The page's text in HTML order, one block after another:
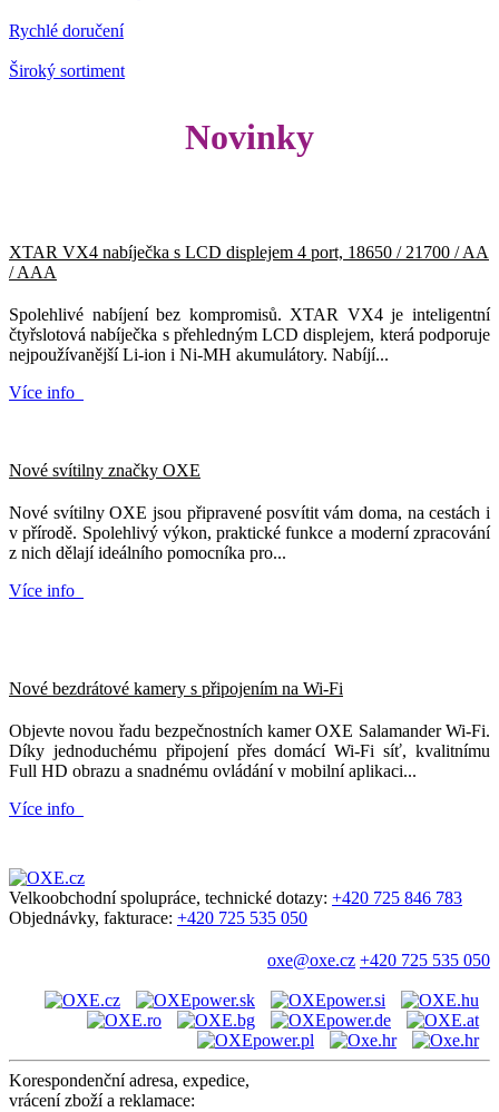
Rychlé doručení
Široký sortiment
Novinky
XTAR VX4 nabíječka s LCD displejem 4 port, 18650 / 21700 / AA
/ AAA
Spolehlivé nabíjení bez kompromisů. XTAR VX4 je inteligentní
čtyřslotová nabíječka s přehledným LCD displejem, která podporuje
nejpoužívanější Li-ion i Ni-MH akumulátory. Nabíjí...
Více info
Nové svítilny značky OXE
Nové svítilny OXE jsou připravené posvítit vám doma, na cestách i
v přírodě. Spolehlivý výkon, praktické funkce a moderní zpracování
z nich dělají ideálního pomocníka pro...
Více info
Nové bezdrátové kamery s připojením na Wi-Fi
Objevte novou řadu bezpečnostních kamer OXE Salamander Wi-Fi.
Díky jednoduchému připojení přes domácí Wi-Fi síť, kvalitnímu
Full HD obrazu a snadnému ovládání v mobilní aplikaci...
Více info
Velkoobchodní spolupráce, technické dotazy: +420 725 846 783
Objednávky, fakturace: +420 725 535 050
oxe@oxe.cz +420 725 535 050
Korespondenční adresa, expedice,
vrácení zboží a reklamace: